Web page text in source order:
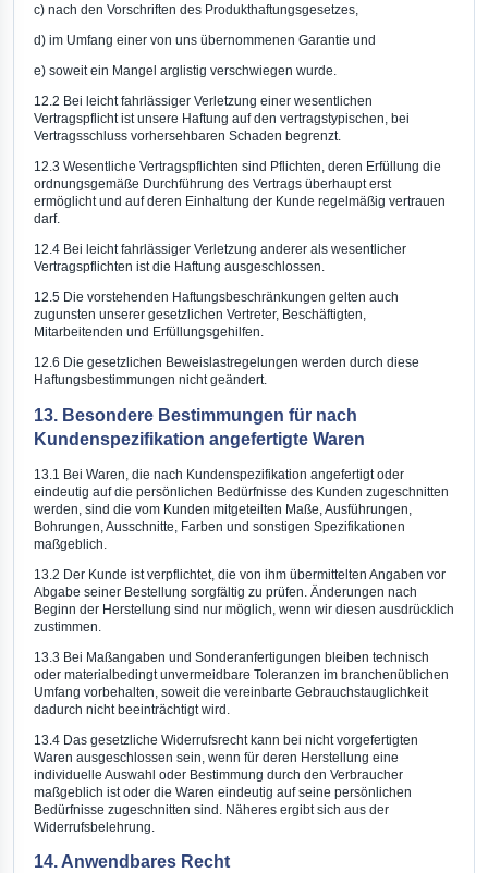
c) nach den Vorschriften des Produkthaftungsgesetzes,
d) im Umfang einer von uns übernommenen Garantie und
e) soweit ein Mangel arglistig verschwiegen wurde.
12.2 Bei leicht fahrlässiger Verletzung einer wesentlichen
Vertragspflicht ist unsere Haftung auf den vertragstypischen, bei
Vertragsschluss vorhersehbaren Schaden begrenzt.
12.3 Wesentliche Vertragspflichten sind Pflichten, deren Erfüllung die
ordnungsgemäße Durchführung des Vertrags überhaupt erst
ermöglicht und auf deren Einhaltung der Kunde regelmäßig vertrauen
darf.
12.4 Bei leicht fahrlässiger Verletzung anderer als wesentlicher
Vertragspflichten ist die Haftung ausgeschlossen.
12.5 Die vorstehenden Haftungsbeschränkungen gelten auch
zugunsten unserer gesetzlichen Vertreter, Beschäftigten,
Mitarbeitenden und Erfüllungsgehilfen.
12.6 Die gesetzlichen Beweislastregelungen werden durch diese
Haftungsbestimmungen nicht geändert.
13. Besondere Bestimmungen für nach
Kundenspezifikation angefertigte Waren
13.1 Bei Waren, die nach Kundenspezifikation angefertigt oder
eindeutig auf die persönlichen Bedürfnisse des Kunden zugeschnitten
werden, sind die vom Kunden mitgeteilten Maße, Ausführungen,
Bohrungen, Ausschnitte, Farben und sonstigen Spezifikationen
maßgeblich.
13.2 Der Kunde ist verpflichtet, die von ihm übermittelten Angaben vor
Abgabe seiner Bestellung sorgfältig zu prüfen. Änderungen nach
Beginn der Herstellung sind nur möglich, wenn wir diesen ausdrücklich
zustimmen.
13.3 Bei Maßangaben und Sonderanfertigungen bleiben technisch
oder materialbedingt unvermeidbare Toleranzen im branchenüblichen
Umfang vorbehalten, soweit die vereinbarte Gebrauchstauglichkeit
dadurch nicht beeinträchtigt wird.
13.4 Das gesetzliche Widerrufsrecht kann bei nicht vorgefertigten
Waren ausgeschlossen sein, wenn für deren Herstellung eine
individuelle Auswahl oder Bestimmung durch den Verbraucher
maßgeblich ist oder die Waren eindeutig auf seine persönlichen
Bedürfnisse zugeschnitten sind. Näheres ergibt sich aus der
Widerrufsbelehrung.
14. Anwendbares Recht